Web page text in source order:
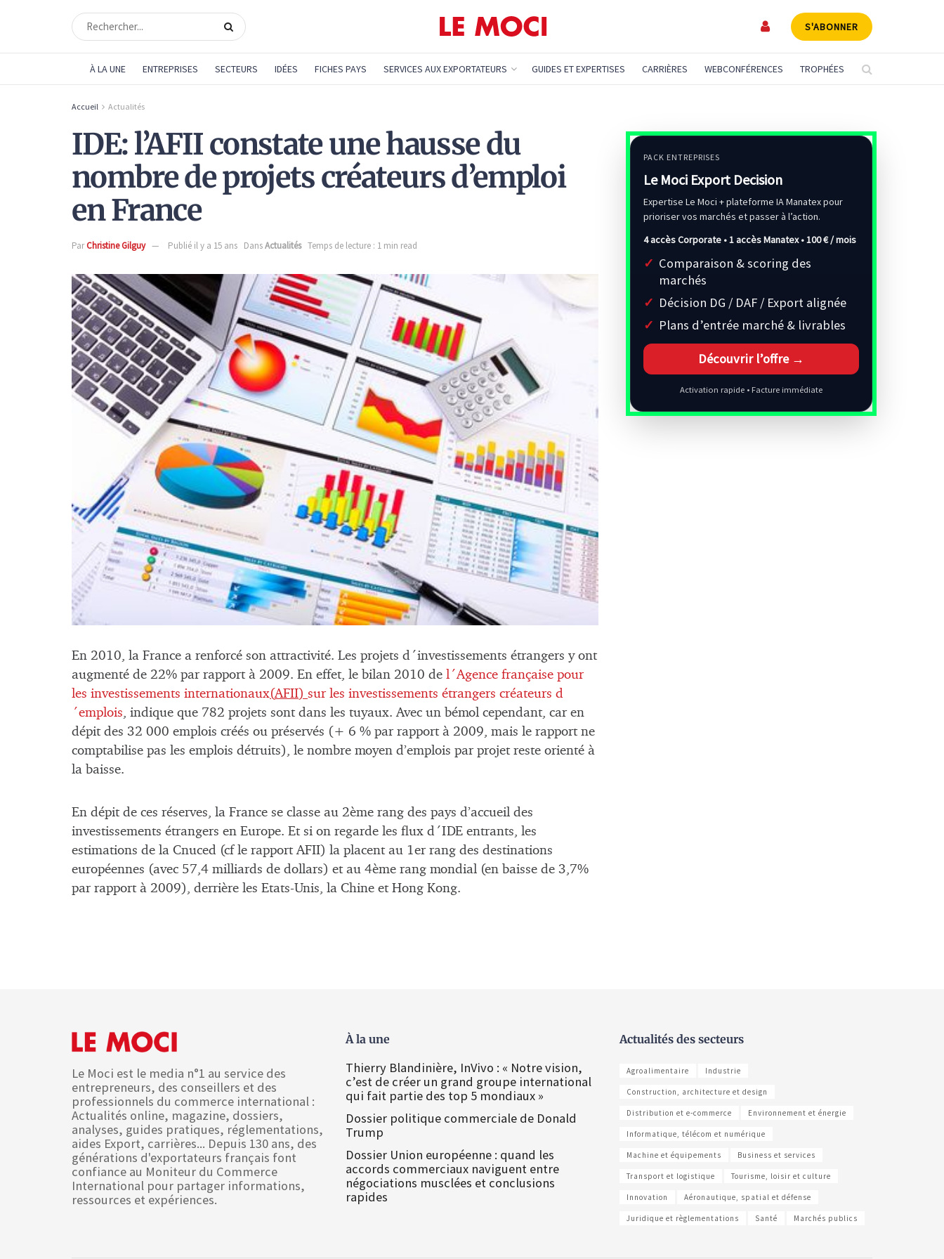
S'ABONNER
À LA UNE ENTREPRISES SECTEURS IDÉES FICHES PAYS SERVICES AUX EXPORTATEURS GUIDES ET EXPERTISES CARRIÈRES WEBCONFÉRENCES TROPHÉES
Accueil Actualités
IDE: l’AFII constate une hausse du
nombre de projets créateurs d’emploi
en France
ParChristine Gilguy Publié il y a 15 ans DansActualités Temps de lecture : 1 min read
En 2010, la France a renforcé son attractivité. Les projets d´investissements étrangers y ont
augmenté de 22% par rapport à 2009. En effet, le bilan 2010 de l´Agence française pour
les investissements internationaux(AFII) sur les investissements étrangers créateurs d
´emplois, indique que 782 projets sont dans les tuyaux. Avec un bémol cependant, car en
dépit des 32 000 emplois créés ou préservés (+ 6 % par rapport à 2009, mais le rapport ne
comptabilise pas les emplois détruits), le nombre moyen d’emplois par projet reste orienté à
la baisse.
En dépit de ces réserves, la France se classe au 2ème rang des pays d’accueil des
investissements étrangers en Europe. Et si on regarde les flux d´IDE entrants, les
estimations de la Cnuced (cf le rapport AFII) la placent au 1er rang des destinations
européennes (avec 57,4 milliards de dollars) et au 4ème rang mondial (en baisse de 3,7%
par rapport à 2009), derrière les Etats-Unis, la Chine et Hong Kong.
PACK ENTREPRISES
Le Moci Export Decision
Expertise Le Moci + plateforme IA Manatex pour
prioriser vos marchés et passer à l’action.
4 accès Corporate • 1 accès Manatex •100 € / mois
Comparaison & scoring des
marchés
Décision DG / DAF / Export alignée
Plans d’entrée marché & livrables
Découvrir l’offre →
Activation rapide • Facture immédiate
Le Moci est le media n°1 au service des
entrepreneurs, des conseillers et des
professionnels du commerce international :
Actualités online, magazine, dossiers,
analyses, guides pratiques, réglementations,
aides Export, carrières... Depuis 130 ans, des
générations d'exportateurs français font
confiance au Moniteur du Commerce
International pour partager informations,
ressources et expériences.
À la une
Thierry Blandinière, InVivo : « Notre vision,
c’est de créer un grand groupe international
qui fait partie des top 5 mondiaux »
Dossier politique commerciale de Donald
Trump
Dossier Union européenne : quand les
accords commerciaux naviguent entre
négociations musclées et conclusions
rapides
Actualités des secteurs
Agroalimentaire Industrie
Construction, architecture et design
Distribution et e-commerce Environnement et énergie
Informatique, télécom et numérique
Machine et équipements Business et services
Transport et logistique Tourisme, loisir et culture
Innovation Aéronautique, spatial et défense
Juridique et règlementations Santé Marchés publics